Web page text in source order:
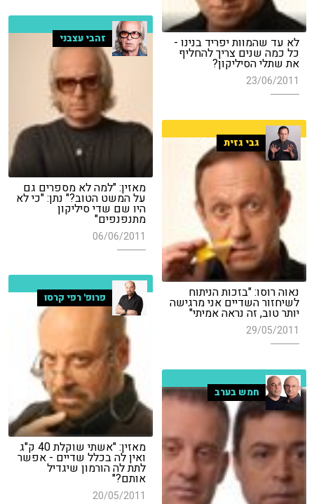
לא עד שהמוות יפריד בנינו -
כל כמה שנים צריך להחליף
את שתלי הסיליקון?
23/06/2011
זהבי עצבני
מאזין: "למה לא מספרים גם
על המשט הטוב?" נתן: "כי לא
היו שם שדי סיליקון
מתנפנפים"
06/06/2011
גבי גזית
נאוה רוסו: "בזכות הניתוח
לשיחזור השדיים אני מרגישה
יותר טוב, זה נראה אמיתי"
29/05/2011
פרופ' רפי קרסו
מאזין: "אשתי שוקלת 40 ק"ג
ואין לה בכלל שדיים - אפשר
לתת לה הורמון שיגדיל
אותם?"
20/05/2011
חמש בערב